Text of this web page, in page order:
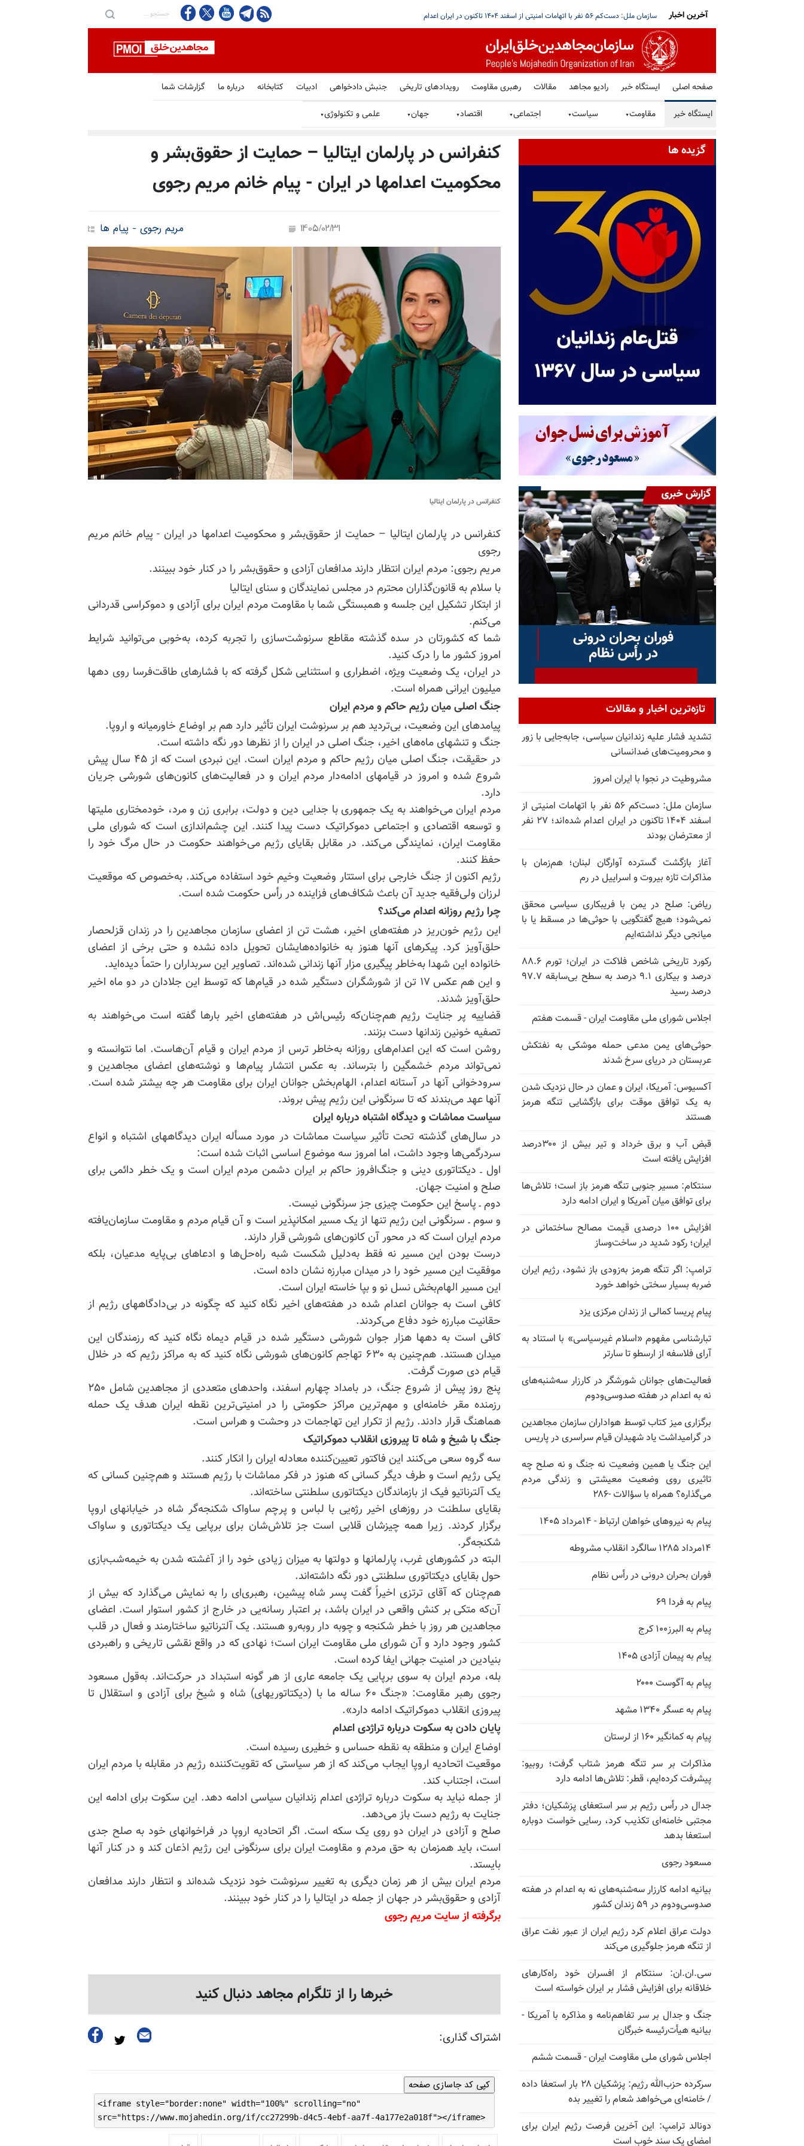
آغاز بازگشت گسترده آوارگان لبنان؛ هم‌زمان با مذاکرات تازه بیروت و اسراییل در رم نمی‌شود؛ هیچ گفتگویی با حوثی‌ها در مسقط
آخرین اخبار
صفحه اصلی ایستگاه خبر رادیو مجاهد مقالات رهبری مقاومت رویدادهای تاریخی جنبش دادخواهی ادبیات کتابخانه درباره ما گزارشات شما
ایستگاه خبر مقاومت▼ سیاست▼ اجتماعی▼ اقتصاد▼ جهان▼ علمی و تکنولوژی▼
کنفرانس در پارلمان ایتالیا – حمایت از حقوق‌بشر و
محکومیت اعدامها در ایران - پیام خانم مریم رجوی
مریم رجوی - پیام ها 1405/02/31
کنفرانس در پارلمان ایتالیا
کنفرانس در پارلمان ایتالیا – حمایت از حقوق‌بشر و محکومیت اعدامها در ایران - پیام خانم مریم
رجوی
مریم رجوی: مردم ایران انتظار دارند مدافعان آزادی و حقوق‌بشر را در کنار خود ببینند.
با سلام به قانون‌گذاران محترم در مجلس نمایندگان و سنای ایتالیا
از ابتکار تشکیل این جلسه و همبستگی شما با مقاومت مردم ایران برای آزادی و دموکراسی قدردانی
می‌کنم.
شما که کشورتان در سده گذشته مقاطع سرنوشت‌سازی را تجربه کرده، به‌خوبی می‌توانید شرایط
امروز کشور ما را درک کنید.
در ایران، یک وضعیت ویژه، اضطراری و استثنایی شکل گرفته که با فشارهای طاقت‌فرسا روی دهها
میلیون ایرانی همراه است.
جنگ اصلی میان رژیم حاکم و مردم ایران
پیامدهای این وضعیت، بی‌تردید هم بر سرنوشت ایران تأثیر دارد هم بر اوضاع خاورمیانه و اروپا.
جنگ و تنشهای ماه‌های اخیر، جنگ اصلی در ایران را از نظرها دور نگه داشته است.
در حقیقت، جنگ اصلی میان رژیم حاکم و مردم ایران است. این نبردی است که از ۴۵ سال پیش
شروع شده و امروز در قیامهای ادامه‌دار مردم ایران و در فعالیت‌های کانون‌های شورشی جریان
دارد.
مردم ایران می‌خواهند به یک جمهوری با جدایی دین و دولت، برابری زن و مرد، خودمختاری ملیتها
و توسعه اقتصادی و اجتماعی دموکراتیک دست پیدا کنند. این چشم‌اندازی است که شورای ملی
مقاومت ایران، نمایندگی می‌کند. در مقابل بقایای رژیم می‌خواهند حکومت در حال مرگ خود را
حفظ کنند.
رژیم اکنون از جنگ خارجی برای استتار وضعیت وخیم خود استفاده می‌کند. به‌خصوص که موقعیت
لرزان ولی‌فقیه جدید آن باعث شکاف‌های فزاینده در رأس حکومت شده است.
چرا رژیم روزانه اعدام می‌کند؟
این رژیم خون‌ریز در هفته‌های اخیر، هشت تن از اعضای سازمان مجاهدین را در زندان قزلحصار
حلق‌آویز کرد. پیکرهای آنها هنوز به خانواده‌هایشان تحویل داده نشده و حتی برخی از اعضای
خانواده این شهدا به‌خاطر پیگیری مزار آنها زندانی شده‌اند. تصاویر این سربداران را حتماً دیده‌اید.
و این هم عکس ۱۷ تن از شورشگران دستگیر شده در قیام‌ها که توسط این جلادان در دو ماه اخیر
حلق‌آویز شدند.
قضاییه پر جنایت رژیم هم‌چنان‌که رئیس‌اش در هفته‌های اخیر بارها گفته است می‌خواهند به
تصفیه خونین زندانها دست بزنند.
روشن است که این اعدام‌های روزانه به‌خاطر ترس از مردم ایران و قیام آن‌هاست. اما نتوانسته و
نمی‌تواند مردم خشمگین را بترساند. به عکس انتشار پیام‌ها و نوشته‌های اعضای مجاهدین و
سرودخوانی آنها در آستانه اعدام، الهام‌بخش جوانان ایران برای مقاومت هر چه بیشتر شده است.
آنها عهد می‌بندند که تا سرنگونی این رژیم پیش بروند.
سیاست مماشات و دیدگاه اشتباه درباره ایران
در سال‌های گذشته تحت تأثیر سیاست مماشات در مورد مسأله ایران دیدگاههای اشتباه و انواع
سردرگمی‌ها وجود داشت، اما امروز سه موضوع اساسی اثبات شده است:
اول ـ دیکتاتوری دینی و جنگ‌افروز حاکم بر ایران دشمن مردم ایران است و یک خطر دائمی برای
صلح و امنیت جهان.
دوم ـ پاسخ این حکومت چیزی جز سرنگونی نیست.
و سوم ـ سرنگونی این رژیم تنها از یک مسیر امکانپذیر است و آن قیام مردم و مقاومت سازمان‌یافته
مردم ایران است که در محور آن کانون‌های شورشی قرار دارند.
درست بودن این مسیر نه فقط به‌دلیل شکست شبه راه‌حل‌ها و ادعاهای بی‌پایه مدعیان، بلکه
موفقیت این مسیر خود را در میدان مبارزه نشان داده است.
این مسیر الهام‌بخش نسل نو و بپا خاسته ایران است.
کافی است به جوانان اعدام شده در هفته‌های اخیر نگاه کنید که چگونه در بی‌دادگاههای رژیم از
حقانیت مبارزه خود دفاع می‌کردند.
کافی است به دهها هزار جوان شورشی دستگیر شده در قیام دیماه نگاه کنید که رزمندگان این
میدان هستند. هم‌چنین به ۶۳۰ تهاجم کانون‌های شورشی نگاه کنید که به مراکز رژیم که در خلال
قیام دی صورت گرفت.
پنج روز پیش از شروع جنگ، در بامداد چهارم اسفند، واحدهای متعددی از مجاهدین شامل ۲۵۰
رزمنده مقر خامنه‌ای و مهم‌ترین مراکز حکومتی را در امنیتی‌ترین نقطه ایران هدف یک حمله
هماهنگ قرار دادند. رژیم از تکرار این تهاجمات در وحشت و هراس است.
جنگ با شیخ و شاه تا پیروزی انقلاب دموکراتیک
سه گروه سعی می‌کنند این فاکتور تعیین‌کننده معادله ایران را انکار کنند.
یکی رژیم است و طرف دیگر کسانی که هنوز در فکر مماشات با رژیم هستند و هم‌چنین کسانی که
یک آلترناتیو فیک از بازماندگان دیکتاتوری سلطنتی ساخته‌اند.
بقایای سلطنت در روزهای اخیر رژه‌یی با لباس و پرچم ساواک شکنجه‌گر شاه در خیابانهای اروپا
برگزار کردند. زیرا همه چیزشان قلابی است جز تلاش‌شان برای برپایی یک دیکتاتوری و ساواک
شکنجه‌گر.
البته در کشورهای غرب، پارلمانها و دولتها به میزان زیادی خود را از آغشته شدن به خیمه‌شب‌بازی
حول بقایای دیکتاتوری سلطنتی دور نگه داشته‌اند.
هم‌چنان که آقای ترتزی اخیراً گفت پسر شاه پیشین، رهبری‌ای را به نمایش می‌گذارد که بیش از
آن‌که متکی بر کنش واقعی در ایران باشد، بر اعتبار رسانه‌یی در خارج از کشور استوار است. اعضای
مجاهدین هر روز با خطر شکنجه و چوبه دار روبه‌رو هستند. یک آلترناتیو ساختارمند و فعال در قلب
کشور وجود دارد و آن شورای ملی مقاومت ایران است؛ نهادی که در واقع نقشی تاریخی و راهبردی
بنیادین در امنیت جهانی ایفا کرده است.
بله، مردم ایران به سوی برپایی یک جامعه عاری از هر گونه استبداد در حرکت‌اند. به‌قول مسعود
رجوی رهبر مقاومت: «جنگ ۶۰ ساله ما با (دیکتاتوریهای) شاه و شیخ برای آزادی و استقلال تا
پیروزی انقلاب دموکراتیک ادامه دارد».
پایان دادن به سکوت درباره تراژدی اعدام
اوضاع ایران و منطقه به نقطه حساس و خطیری رسیده است.
موقعیت اتحادیه اروپا ایجاب می‌کند که از هر سیاستی که تقویت‌کننده رژیم در مقابله با مردم ایران
است، اجتناب کند.
از جمله نباید به سکوت درباره تراژدی اعدام زندانیان سیاسی ادامه دهد. این سکوت برای ادامه این
جنایت به رژیم دست باز می‌دهد.
صلح و آزادی در ایران دو روی یک سکه است. اگر اتحادیه اروپا در فراخوانهای خود به صلح جدی
است، باید همزمان به حق مردم و مقاومت ایران برای سرنگونی این رژیم اذعان کند و در کنار آنها
بایستد.
مردم ایران بیش از هر زمان دیگری به تغییر سرنوشت خود نزدیک شده‌اند و انتظار دارند مدافعان
آزادی و حقوق‌بشر در جهان از جمله در ایتالیا را در کنار خود ببینند.
برگرفته از سایت مریم رجوی
خبرها را از تلگرام مجاهد دنبال کنید
اشتراک گذاری:
کپی کد جاسازی صفحه
<iframe style="border:none" width="100%" scrolling="no"
src="https://www.mojahedin.org/if/cc27299b-d4c5-4ebf-aa7f-4a177e2a018f"></iframe>
گزیده ها
تازه‌ترین اخبار و مقالات
تشدید فشار علیه زندانیان سیاسی، جابه‌جایی با زور
و محرومیت‌های ضدانسانی
مشروطیت در نجوا با ایران امروز
سازمان ملل: دست‌کم ۵۶ نفر با اتهامات امنیتی از
اسفند ۱۴۰۴ تاکنون در ایران اعدام شده‌اند؛ ۲۷ نفر
از معترضان بودند
آغاز بازگشت گسترده آوارگان لبنان؛ هم‌زمان با
مذاکرات تازه بیروت و اسراییل در رم
ریاض: صلح در یمن با فریبکاری سیاسی محقق
نمی‌شود؛ هیچ گفتگویی با حوثی‌ها در مسقط یا با
میانجی دیگر نداشته‌ایم
رکورد تاریخی شاخص فلاکت در ایران؛ تورم ۸۸.۶
درصد و بیکاری ۹.۱ درصد به سطح بی‌سابقه ۹۷.۷
درصد رسید
اجلاس شورای ملی مقاومت ایران - قسمت هفتم
حوثی‌های یمن مدعی حمله موشکی به نفتکش
عربستان در دریای سرخ شدند
آکسیوس: آمریکا، ایران و عمان در حال نزدیک شدن
به یک توافق موقت برای بازگشایی تنگه هرمز
هستند
قبض آب و برق خرداد و تیر بیش از ۳۰۰درصد
افزایش یافته است
سنتکام: مسیر جنوبی تنگه هرمز باز است؛ تلاش‌ها
برای توافق میان آمریکا و ایران ادامه دارد
افزایش ۱۰۰ درصدی قیمت مصالح ساختمانی در
ایران؛ رکود شدید در ساخت‌وساز
ترامپ: اگر تنگه هرمز به‌زودی باز نشود، رژیم ایران
ضربه بسیار سختی خواهد خورد
پیام پریسا کمالی از زندان مرکزی یزد
تبارشناسی مفهوم «اسلام غیرسیاسی» با استناد به
آرای فلاسفه از ارسطو تا سارتر
فعالیت‌های جوانان شورشگر در کارزار سه‌شنبه‌های
نه به اعدام در هفته صدوسی‌و‌دوم
برگزاری میز کتاب توسط هواداران سازمان مجاهدین
در گرامیداشت یاد شهیدان قیام سراسری در پاریس
این جنگ یا همین وضعیت نه جنگ و نه صلح چه
تاثیری روی وضعیت معیشتی و زندگی مردم
می‌گذاره؟ همراه با سؤالات -۲۸۶
پیام به نیروهای خواهان ارتباط - ۱۴مرداد ۱۴۰۵
۱۴مرداد ۱۲۸۵ سالگرد انقلاب مشروطه
فوران بحران درونی در رأس نظام
پیام به فردا ۶۹
پیام به البرز۱۰۰ کرج
پیام به پیمان آزادی ۱۴۰۵
پیام به آگوست ۲۰۰۰
پیام به عسگر ۱۳۴۰ مشهد
پیام به کمانگیر ۱۶۰ از لرستان
مذاکرات بر سر تنگه هرمز شتاب گرفت؛ روبیو:
پیشرفت کرده‌ایم، قطر: تلاش‌ها ادامه دارد
جدال در رأس رژیم بر سر استعفای پزشکیان؛ دفتر
مجتبی خامنه‌ای تکذیب کرد، رسایی خواست دوباره
استعفا بدهد
مسعود رجوی
بیانیه ادامه کارزار سه‌شنبه‌های نه به اعدام در هفته
صدوسی‌و‌دوم در ۵۹ زندان کشور
دولت عراق اعلام کرد رژیم ایران از عبور نفت عراق
از تنگه هرمز جلوگیری می‌کند
سی.ان.ان: سنتکام از افسران خود راه‌کارهای
خلاقانه برای افزایش فشار بر ایران خواسته است
جنگ و جدال بر سر تفاهم‌نامه و مذاکره با آمریکا -
بیانیه هیأت‌رئیسه خبرگان
اجلاس شورای ملی مقاومت ایران - قسمت ششم
سرکرده حزب‌الله رژیم: پزشکیان ۲۸ بار استعفا داده
/ خامنه‌ای می‌خواهد شعام را تغییر بده
دونالد ترامپ: این آخرین فرصت رژیم ایران برای
امضای یک سند خوب است